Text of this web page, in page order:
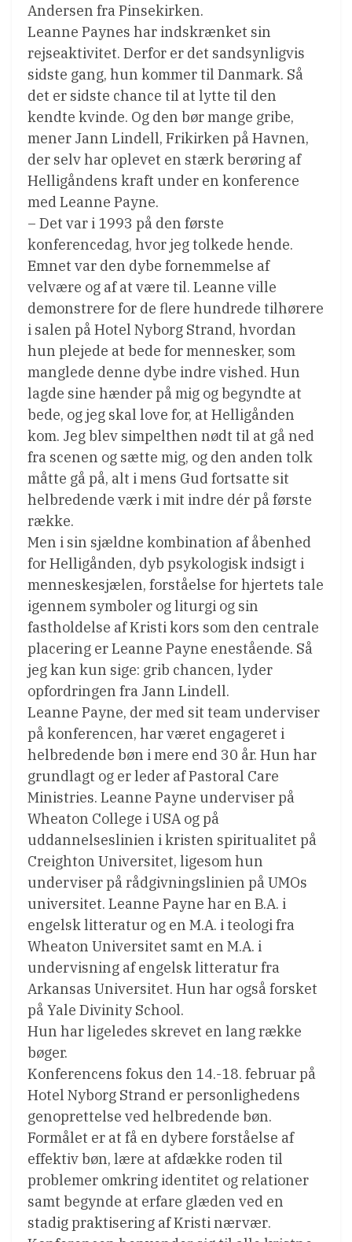
Andersen fra Pinsekirken.
Leanne Paynes har indskrænket sin
rejseaktivitet. Derfor er det sandsynligvis
sidste gang, hun kommer til Danmark. Så
det er sidste chance til at lytte til den
kendte kvinde. Og den bør mange gribe,
mener Jann Lindell, Frikirken på Havnen,
der selv har oplevet en stærk berøring af
Helligåndens kraft under en konference
med Leanne Payne.
– Det var i 1993 på den første
konferencedag, hvor jeg tolkede hende.
Emnet var den dybe fornemmelse af
velvære og af at være til. Leanne ville
demonstrere for de flere hundrede tilhørere
i salen på Hotel Nyborg Strand, hvordan
hun plejede at bede for mennesker, som
manglede denne dybe indre vished. Hun
lagde sine hænder på mig og begyndte at
bede, og jeg skal love for, at Helligånden
kom. Jeg blev simpelthen nødt til at gå ned
fra scenen og sætte mig, og den anden tolk
måtte gå på, alt i mens Gud fortsatte sit
helbredende værk i mit indre dér på første
række.
Men i sin sjældne kombination af åbenhed
for Helligånden, dyb psykologisk indsigt i
menneskesjælen, forståelse for hjertets tale
igennem symboler og liturgi og sin
fastholdelse af Kristi kors som den centrale
placering er Leanne Payne enestående. Så
jeg kan kun sige: grib chancen, lyder
opfordringen fra Jann Lindell.
Leanne Payne, der med sit team underviser
på konferencen, har været engageret i
helbredende bøn i mere end 30 år. Hun har
grundlagt og er leder af Pastoral Care
Ministries. Leanne Payne underviser på
Wheaton College i USA og på
uddannelseslinien i kristen spiritualitet på
Creighton Universitet, ligesom hun
underviser på rådgivningslinien på UMOs
universitet. Leanne Payne har en B.A. i
engelsk litteratur og en M.A. i teologi fra
Wheaton Universitet samt en M.A. i
undervisning af engelsk litteratur fra
Arkansas Universitet. Hun har også forsket
på Yale Divinity School.
Hun har ligeledes skrevet en lang række
bøger.
Konferencens fokus den 14.-18. februar på
Hotel Nyborg Strand er personlighedens
genoprettelse ved helbredende bøn.
Formålet er at få en dybere forståelse af
effektiv bøn, lære at afdække roden til
problemer omkring identitet og relationer
samt begynde at erfare glæden ved en
stadig praktisering af Kristi nærvær.